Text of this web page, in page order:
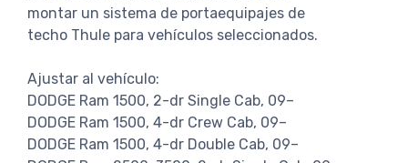
montar un sistema de portaequipajes de
techo Thule para vehículos seleccionados.
Ajustar al vehículo:
DODGE Ram 1500, 2-dr Single Cab, 09–
DODGE Ram 1500, 4-dr Crew Cab, 09–
DODGE Ram 1500, 4-dr Double Cab, 09–